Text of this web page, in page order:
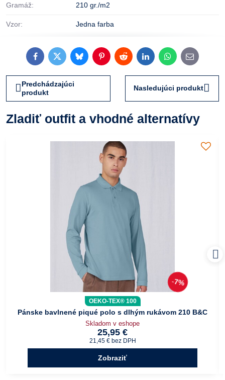
Gramáž: 210 gr./m2
Vzor: Jedna farba
FacebookTwitterBlueskyPinterestRedditLinkedInWhatsApp
E-
mail
Predchádzajúci
produkt
Nasledujúci produkt
Zladiť outfit a vhodné alternatívy
7%
OEKO-TEX® 100
Pánske bavlnené piqué polo s dlhým rukávom 210 B&C
Skladom v eshope
25,95 €
21,45 € bez DPH
Zobraziť